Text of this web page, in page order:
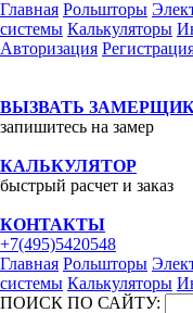
Главная Рольшторы
системы Калькуляторы
Авторизация
ВЫЗВАТЬ
запишитесь на замер
КАЛЬКУЛЯТОР
быстрый расчет и заказ
КОНТАКТЫ
+7(495)5420548
Главная Рольшторы
системы Калькуляторы
ПОИСК ПО САЙТУ: